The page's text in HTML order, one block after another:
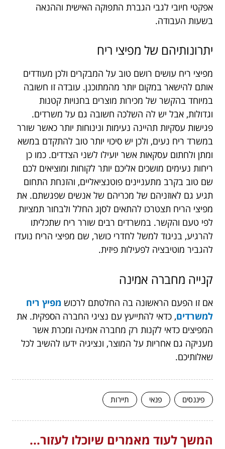
אפקטי חיובי לגבי הגברת התפוקה האישית וההנאה
בשעות העבודה.
יתרונותיהם של מפיצי ריח
מפיצי ריח עושים רושם טוב על המבקרים ולכן מעודדים
אותם להישאר במקום יותר מהמתוכנן. עובדה זו חשובה
במיוחד בהקשר של מכירות מוצרים בחנויות קטנות
וגדולות, אבל יש לה השלכה חשובה גם על משרדים.
פגישות עסקיות תהיינה נעימות ונינוחות יותר כאשר שורר
במשרד ריח נעים, ולכן יש סיכוי יותר טוב להתקדם במשא
ומתן ולחתום עסקאות אשר יועילו לשני הצדדים. כמו כן
ריחות נעימים מושכים אליכם יותר לקוחות ומוציאים לכם
שם טוב בקרב מתעניינים פוטנציאליים, והזנחת התחום
תגיע גם לאוזניהם של מכריהם של אנשים שפגשתם. את
מפיצי הריח תצטרכו להתאים לסןג החלל ולבחור תמציות
לפי טעם והקשר. במשרדים רבים שורר ריח שתכליתו
להרגיע, בניגוד למשל לחדרי כושר, שם מפיצי הריח נועדו
להגביר מוטיבציה לפעילות פיזית.
קנייה מחברה אמינה
אם זו הפעם הראשונה בה החלטתם לרכוש מפיץ ריח
למשרדים, כדאי להתייעץ עם נציגי החברה הספקית. את
המפיצים כדאי לקנות רק מחברה אמינה ומכרת אשר
מעניקה גם אחריות על המוצר, ונציגיה ידעו להשיב לכל
שאלותיכם.
פיננסים פנאי תיירות
המשך לעוד מאמרים שיוכלו לעזור...